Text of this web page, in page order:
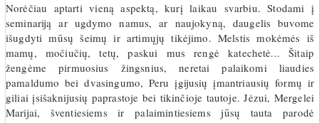
Norėčiau aptarti vieną aspektą, kurį laikau svarbiu. Stodami į
seminariją ar ugdymo namus, ar naujokyną, daugelis buvome
išugdyti mūsų šeimų ir artimųjų tikėjimo. Melstis mokėmės iš
mamų, močiučių, tetų, paskui mus rengė katechetė... Šitaip
žengėme pirmuosius žingsnius, neretai palaikomi liaudies
pamaldumo bei dvasingumo, Peru įgijusių įmantriausių formų ir
giliai įsišaknijusių paprastoje bei tikinčioje tautoje. Jėzui, Mergelei
Marijai, šventiesiems ir palaimintiesiems jūsų tauta parodė